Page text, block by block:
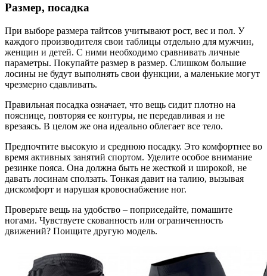
Размер, посадка
При выборе размера тайтсов учитывают рост, вес и пол. У
каждого производителя свои таблицы отдельно для мужчин,
женщин и детей. С ними необходимо сравнивать личные
параметры. Покупайте размер в размер. Слишком большие
лосины не будут выполнять свои функции, а маленькие могут
чрезмерно сдавливать.
Правильная посадка означает, что вещь сидит плотно на
пояснице, повторяя ее контуры, не передавливая и не
врезаясь. В целом же она идеально облегает все тело.
Предпочтите высокую и среднюю посадку. Это комфортнее во
время активных занятий спортом. Уделите особое внимание
резинке пояса. Она должна быть не жесткой и широкой, не
давать лосинам сползать. Тонкая давит на талию, вызывая
дискомфорт и нарушая кровоснабжение ног.
Проверьте вещь на удобство – поприседайте, помашите
ногами. Чувствуете скованность или ограниченность
движений? Поищите другую модель.